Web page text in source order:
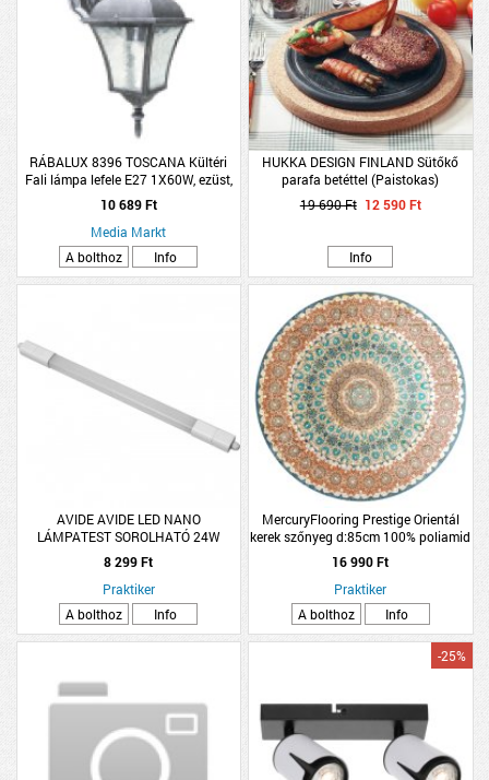
RÁBALUX 8396 TOSCANA Kültéri
Fali lámpa lefele E27 1X60W, ezüst,
IP43
10 689 Ft
Media Markt
A bolthoz
Info
HUKKA DESIGN FINLAND Sütőkő
parafa betéttel (Paistokas)
19 690 Ft 12 590 Ft
Info
AVIDE AVIDE LED NANO
LÁMPATEST SOROLHATÓ 24W
4000K IP65 1200MM NW
8 299 Ft
Praktiker
A bolthoz
Info
MercuryFlooring Prestige Orientál
kerek szőnyeg d:85cm 100% poliamid
16 990 Ft
Praktiker
A bolthoz
Info
-25%